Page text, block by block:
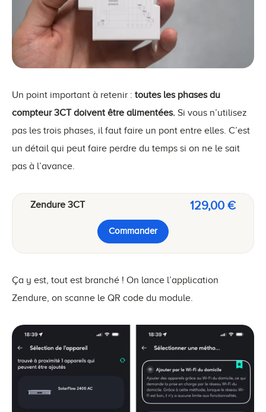
Un point important à retenir : toutes les phases du
compteur 3CT doivent être alimentées. Si vous n’utilisez
pas les trois phases, il faut faire un pont entre elles. C’est
un détail qui peut faire perdre du temps si on ne le sait
pas à l’avance.
Zendure 3CT 129,00 €
Commander
Ça y est, tout est branché ! On lance l’application
Zendure, on scanne le QR code du module.